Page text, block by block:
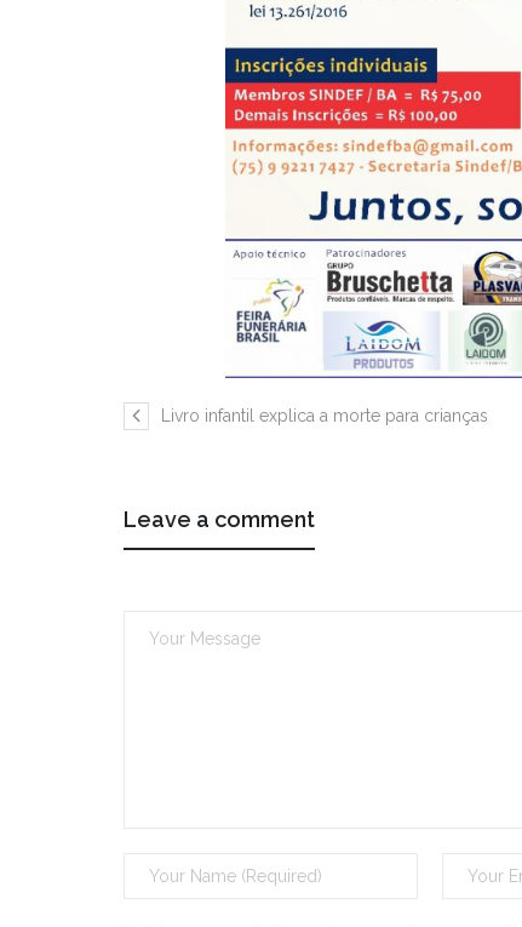
Livro infantil explica a morte para crianças
Leave a comment